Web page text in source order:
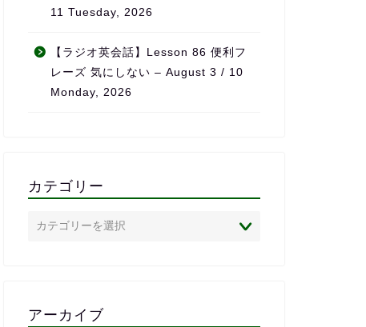
「この先生のもとでなら頑張
れる」と思える環境です。本
気で英語力を伸ばしたい方に
11 Tuesday, 2026
【ラジオ英会話】Lesson 86 便利フ
レーズ 気にしない – August 3 / 10
Monday, 2026
カテゴリー
アーカイブ